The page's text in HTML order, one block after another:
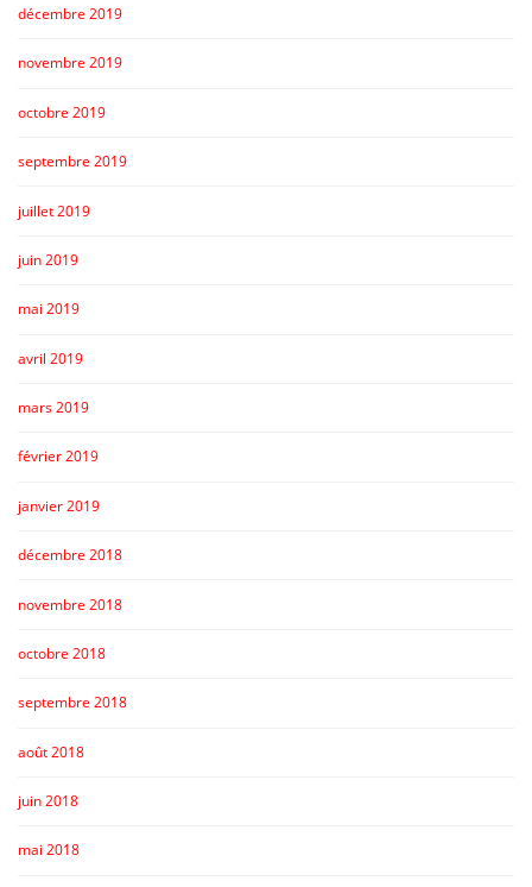
décembre 2019
novembre 2019
octobre 2019
septembre 2019
juillet 2019
juin 2019
mai 2019
avril 2019
mars 2019
février 2019
janvier 2019
décembre 2018
novembre 2018
octobre 2018
septembre 2018
août 2018
juin 2018
mai 2018